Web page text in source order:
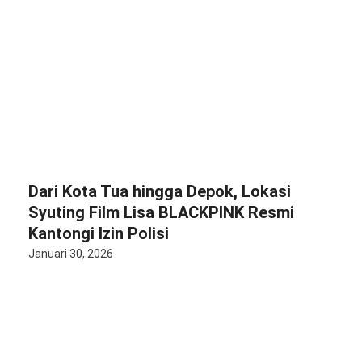
Dari Kota Tua hingga Depok, Lokasi
Syuting Film Lisa BLACKPINK Resmi
Kantongi Izin Polisi
Januari 30, 2026